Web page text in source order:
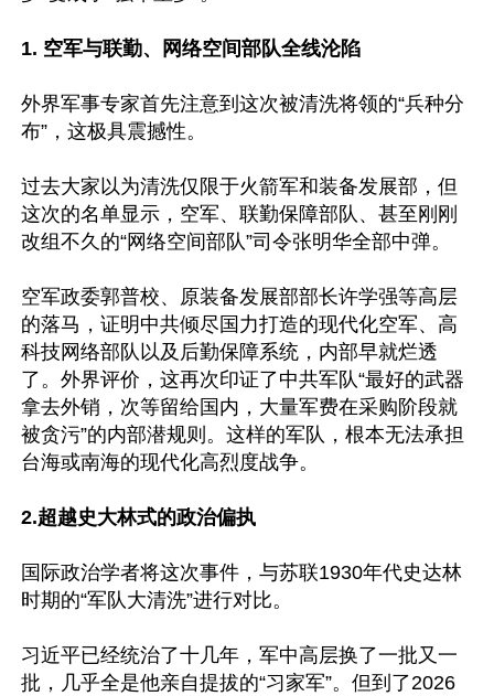
1. 空军与联勤、网络空间部队全线沦陷
外界军事专家首先注意到这次被清洗将领的“兵种分
布”，这极具震撼性。
过去大家以为清洗仅限于火箭军和装备发展部，但
这次的名单显示，空军、联勤保障部队、甚至刚刚
改组不久的“网络空间部队”司令张明华全部中弹。
空军政委郭普校、原装备发展部部长许学强等高层
的落马，证明中共倾尽国力打造的现代化空军、高
科技网络部队以及后勤保障系统，内部早就烂透
了。外界评价，这再次印证了中共军队“最好的武器
拿去外销，次等留给国内，大量军费在采购阶段就
被贪污”的内部潜规则。这样的军队，根本无法承担
台海或南海的现代化高烈度战争。
2.超越史大林式的政治偏执
国际政治学者将这次事件，与苏联1930年代史达林
时期的“军队大清洗”进行对比。
习近平已经统治了十几年，军中高层换了一批又一
批，几乎全是他亲自提拔的“习家军”。但到了2026